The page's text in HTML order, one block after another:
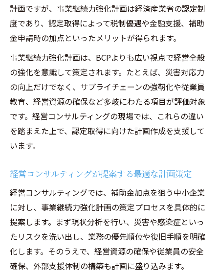
計画ですが、事業継続力強化計画は経済産業省の認定制
度であり、認定取得によって税制優遇や金融支援、補助
金申請時の加点といったメリットが得られます。
事業継続力強化計画は、BCPよりも広い視点で経営全般
の強化を意識して策定されます。たとえば、災害対応力
の向上だけでなく、サプライチェーンの強靭化や従業員
教育、経営資源の確保など多岐にわたる項目が評価対象
です。経営コンサルティングの現場では、これらの違い
を踏まえた上で、認定取得に向けた計画作成を支援して
います。
経営コンサルティングが提案する最適な計画策定
経営コンサルティングでは、補助金加点を狙う中小企業
に対し、事業継続力強化計画の策定プロセスを具体的に
提案します。まず現状分析を行い、災害や感染症といっ
たリスクを洗い出し、業務の優先順位や復旧手順を明確
化します。そのうえで、経営資源の確保や従業員の安全
確保、外部支援体制の構築も計画に盛り込みます。